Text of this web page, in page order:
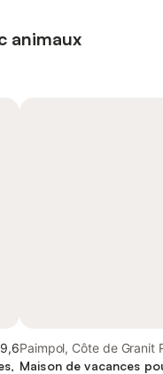
animaux
9,6Paimpol, Côte de Granit
Maison de vacances